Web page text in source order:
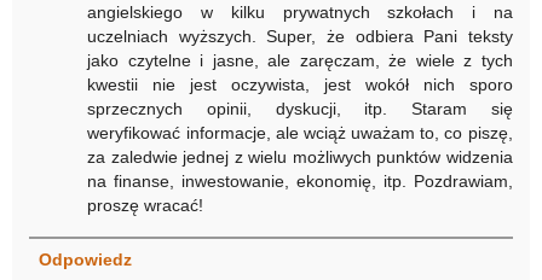
angielskiego w kilku prywatnych szkołach i na
uczelniach wyższych. Super, że odbiera Pani teksty
jako czytelne i jasne, ale zaręczam, że wiele z tych
kwestii nie jest oczywista, jest wokół nich sporo
sprzecznych opinii, dyskucji, itp. Staram się
weryfikować informacje, ale wciąż uważam to, co piszę,
za zaledwie jednej z wielu możliwych punktów widzenia
na finanse, inwestowanie, ekonomię, itp. Pozdrawiam,
proszę wracać!
Odpowiedz